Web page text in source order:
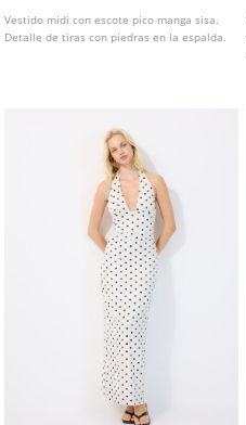
Vestido midi con escote pico manga sisa.
Detalle de tiras con piedras en la espalda.